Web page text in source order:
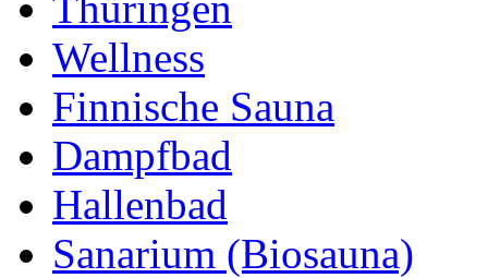
Wellness
Finnische Sauna
Dampfbad
Hallenbad
Sanarium (Biosauna)